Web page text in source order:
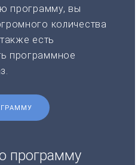
программу, вы
количества
есть
программное
программу